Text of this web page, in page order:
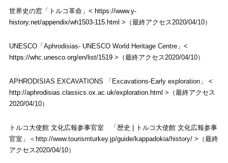
世界史の窓「トルコ革命」< https://www.y-
history.net/appendix/wh1503-115.html >（最終アクセス2020/04/10）
UNESCO「Aphrodisias- UNESCO World Heritage Centre」<
https://whc.unesco.org/en/list/1519>（最終アクセス2020/04/10）
APHRODISIAS EXCAVATIONS 「Excavations-Early exploration」 <
http://aphrodisias.classics.ox.ac.uk/exploration.html >（最終アクセス
2020/04/10）
トルコ大使館 文化広報参事官室 「歴史 | トルコ大使館 文化広報参事
官室」＜http://www.tourismturkey.jp/guide/kappadokia/history/ >（最終
アクセス2020/04/10）